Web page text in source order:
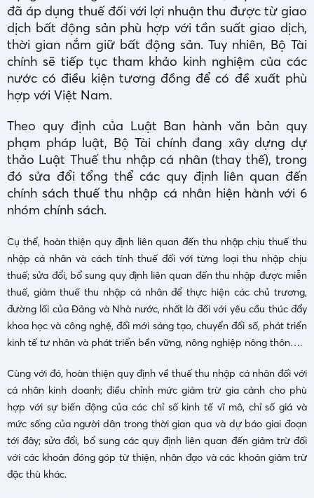
đã áp dụng thuế đối với lợi nhuận thu được từ giao
dịch bất động sản phù hợp với tần suất giao dịch,
thời gian nắm giữ bất động sản. Tuy nhiên, Bộ Tài
chính sẽ tiếp tục tham khảo kinh nghiệm của các
nước có điều kiện tương đồng để có đề xuất phù
hợp với Việt Nam.
Theo quy định của Luật Ban hành văn bản quy
phạm pháp luật, Bộ Tài chính đang xây dựng dự
thảo Luật Thuế thu nhập cá nhân (thay thế), trong
đó sửa đổi tổng thể các quy định liên quan đến
chính sách thuế thu nhập cá nhân hiện hành với 6
nhóm chính sách.
Cụ thể, hoàn thiện quy định liên quan đến thu nhập chịu thuế thu
nhập cá nhân và cách tính thuế đối với từng loại thu nhập chịu
thuế; sửa đổi, bổ sung quy định liên quan đến thu nhập được miễn
thuế, giảm thuế thu nhập cá nhân để thực hiện các chủ trương,
đường lối của Đảng và Nhà nước, nhất là đối với yêu cầu thúc đẩy
khoa học và công nghệ, đổi mới sáng tạo, chuyển đổi số, phát triển
kinh tế tư nhân và phát triển bền vững, nông nghiệp nông thôn….
Cùng với đó, hoàn thiện quy định về thuế thu nhập cá nhân đối với
cá nhân kinh doanh; điều chỉnh mức giảm trừ gia cảnh cho phù
hợp với sự biến động của các chỉ số kinh tế vĩ mô, chỉ số giá và
mức sống của người dân trong thời gian qua và dự báo giai đoạn
tới đây; sửa đổi, bổ sung các quy định liên quan đến giảm trừ đối
với các khoản đóng góp từ thiện, nhân đạo và các khoản giảm trừ
đặc thù khác.